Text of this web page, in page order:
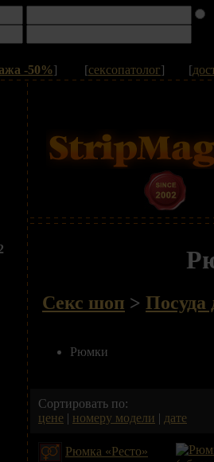
-50%] [сексопатолог] [
Секс шоп > Посуда
Рюмки
Сортировать по:
цене | номеру модели | дате
Рюмка «Ресто»